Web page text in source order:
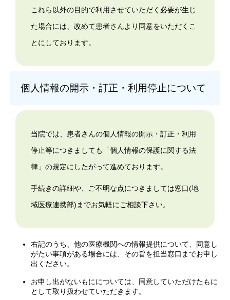
これら以外の目的で利用させていただく必要が生じ
た場合には、改めて患者さんより同意をいただくこ
とにしております。
個人情報の開示・訂正・利用停止について
当院では、患者さんの個人情報の開示・訂正・利用
停止等につきましても「個人情報の保護に関する法
律」の規定にしたがって進めております。
手続きの詳細や、ご不明な点につきましては窓口(地
域医療連携部)までお気軽にご相談下さい。
右記のうち、他の医療機関への情報提供について、同意し
がたい事項がある場合には、その旨を担当窓口までお申し
出ください。
お申し出がないもにについては、同意していただけたもに
として取り扱わせていただきます。